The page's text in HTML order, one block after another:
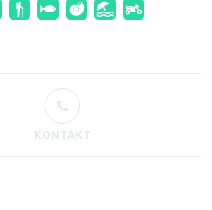
KONTAKT